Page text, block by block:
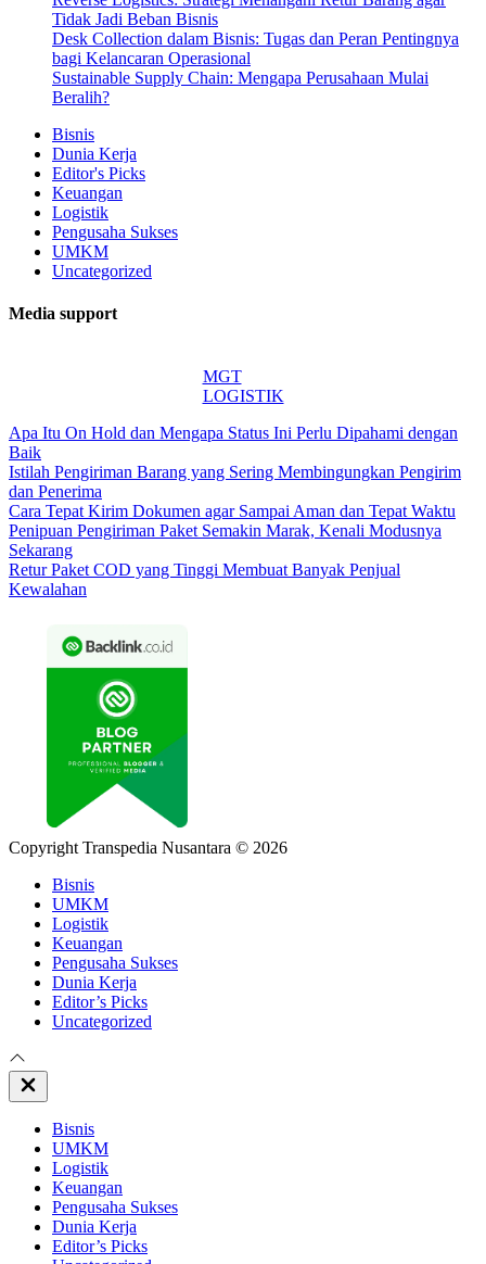
Tidak Jadi Beban Bisnis
Desk Collection dalam Bisnis: Tugas dan Peran Pentingnya
bagi Kelancaran Operasional
Sustainable Supply Chain: Mengapa Perusahaan Mulai
Beralih?
Bisnis
Dunia Kerja
Editor's Picks
Keuangan
Logistik
Pengusaha Sukses
UMKM
Uncategorized
Media support
MGT
LOGISTIK
Apa Itu On Hold dan Mengapa Status Ini Perlu Dipahami dengan
Baik
Istilah Pengiriman Barang yang Sering Membingungkan Pengirim
dan Penerima
Cara Tepat Kirim Dokumen agar Sampai Aman dan Tepat Waktu
Penipuan Pengiriman Paket Semakin Marak, Kenali Modusnya
Sekarang
Retur Paket COD yang Tinggi Membuat Banyak Penjual
Kewalahan
Copyright Transpedia Nusantara © 2026
Bisnis
UMKM
Logistik
Keuangan
Pengusaha Sukses
Dunia Kerja
Editor’s Picks
Uncategorized
Close
Off
Bisnis
UMKM
Logistik
Keuangan
Pengusaha Sukses
Dunia Kerja
Editor’s Picks